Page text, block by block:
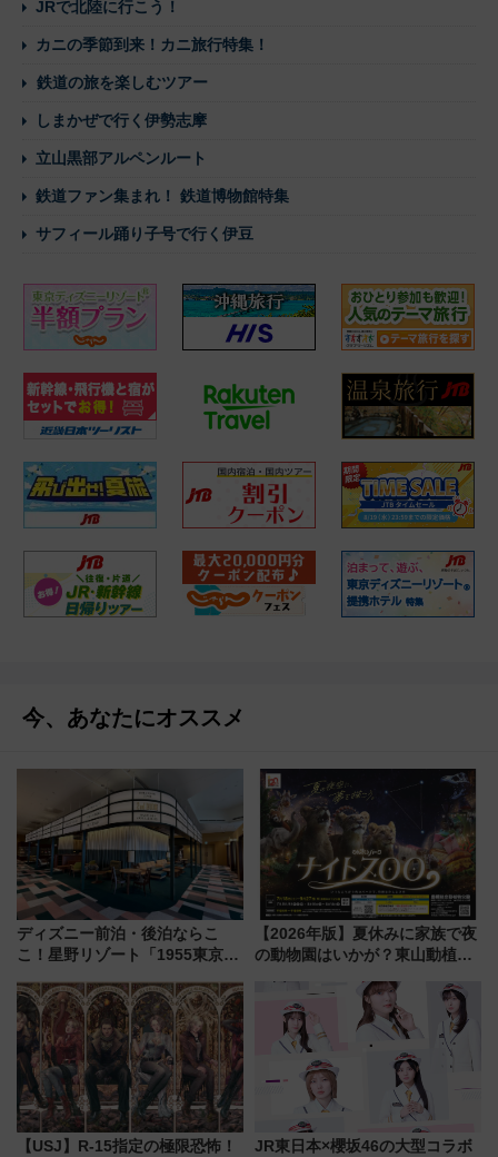
JRで北陸に行こう！
カニの季節到来！カニ旅行特集！
鉄道の旅を楽しむツアー
しまかぜで行く伊勢志摩
立山黒部アルペンルート
鉄道ファン集まれ！ 鉄道博物館特集
サフィール踊り子号で行く伊豆
今、あなたにオススメ
ディズニー前泊・後泊ならこ
こ！星野リゾート「1955東京ベ
つの理由 無料バス＆24時間サー
ビスで混雑回避
【2026年版】夏休みに家族で夜
の動物園はいかが？東山動植物
ZOO」開催情報
【USJ】R-15指定の極限恐怖！
JR東日本×櫻坂46の大型コラボ